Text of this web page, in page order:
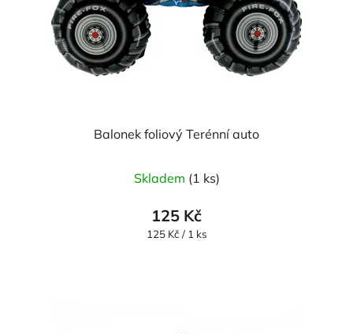
Balonek foliový Terénní auto
Skladem (1 ks)
125 Kč
Měrná
125 Kč / 1 ks